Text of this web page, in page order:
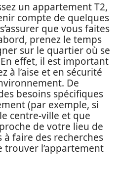
un appartement T2,
compte de quelques
que vous faites
prenez le temps
sur le quartier où se
effet, il est important
à l’aise et en sécurité
De
besoins spécifiques
(par exemple, si
centre-ville et que
de votre lieu de
à faire des recherches
l’appartement